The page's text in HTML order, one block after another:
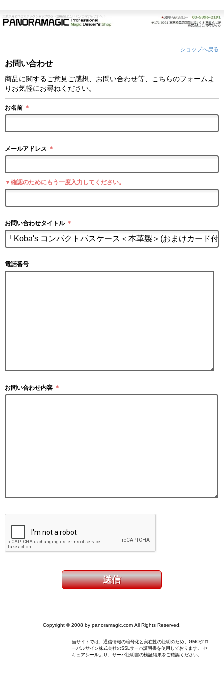
ショップへ戻る
お問い合わせ
商品に関するご意見ご感想、お問い合わせ等、こちらのフォームよ
りお気軽にお尋ねください。
お名前 ＊
メールアドレス ＊
▼確認のためにもう一度入力してください。
お問い合わせタイトル ＊
電話番号
お問い合わせ内容 ＊
Copyright © 2008 by panoramagic.com All Rights Reserved.
当サイトでは、通信情報の暗号化と実在性の証明のため、GMOグロ
ーバルサイン株式会社のSSLサーバ証明書を使用しております。 セ
キュアシールより、サーバ証明書の検証結果をご確認ください。